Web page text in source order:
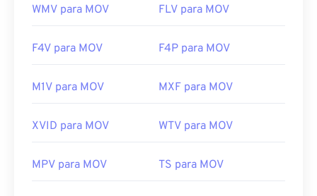
WMV para MOV FLV para MOV
F4V para MOV F4P para MOV
M1V para MOV MXF para MOV
XVID para MOV WTV para MOV
MPV para MOV TS para MOV